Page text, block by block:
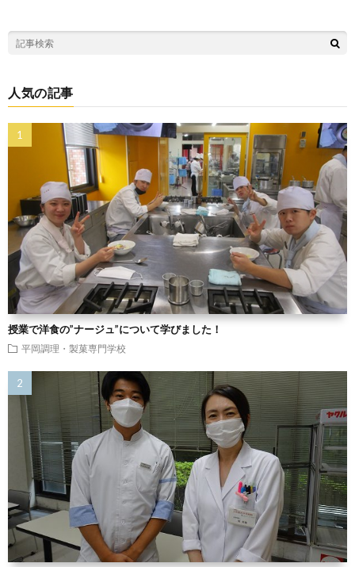
人気の記事
授業で洋食の”ナージュ”について学びました！
平岡調理・製菓専門学校